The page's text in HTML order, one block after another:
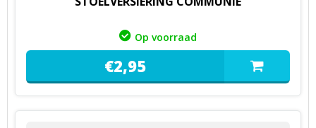
Op voorraad
€2,95